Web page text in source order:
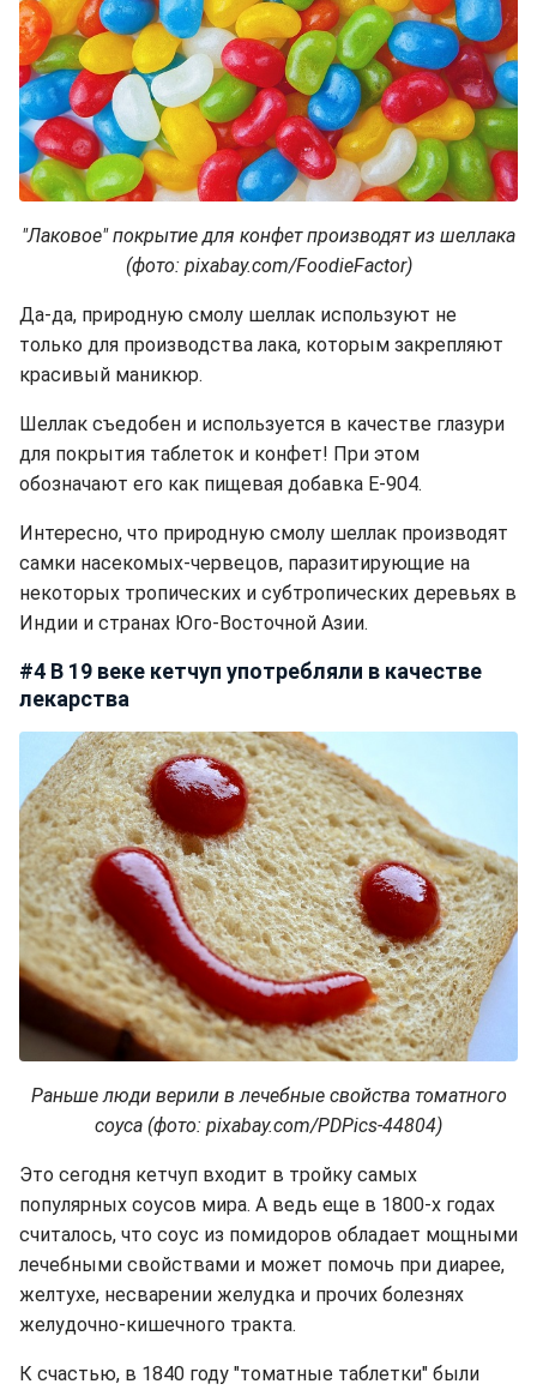
"Лаковое" покрытие для конфет производят из шеллака
(фото: pixabay.com/FoodieFactor)
Да-да, природную смолу шеллак используют не
только для производства лака, которым закрепляют
красивый маникюр.
Шеллак съедобен и используется в качестве глазури
для покрытия таблеток и конфет! При этом
обозначают его как пищевая добавка Е-904.
Интересно, что природную смолу шеллак производят
самки насекомых-червецов, паразитирующие на
некоторых тропических и субтропических деревьях в
Индии и странах Юго-Восточной Азии.
#4 В 19 веке кетчуп употребляли в качестве
лекарства
Раньше люди верили в лечебные свойства томатного
соуса (фото: pixabay.com/PDPics-44804)
Это сегодня кетчуп входит в тройку самых
популярных соусов мира. А ведь еще в 1800-х годах
считалось, что соус из помидоров обладает мощными
лечебными свойствами и может помочь при диарее,
желтухе, несварении желудка и прочих болезнях
желудочно-кишечного тракта.
К счастью, в 1840 году "томатные таблетки" были